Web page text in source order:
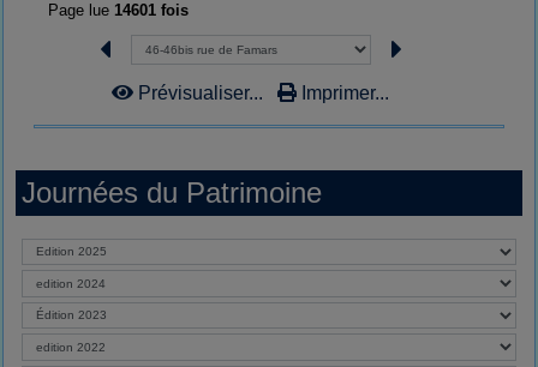
Journées du Patrimoine
Page lue14601 fois
Prévisualiser... Imprimer...